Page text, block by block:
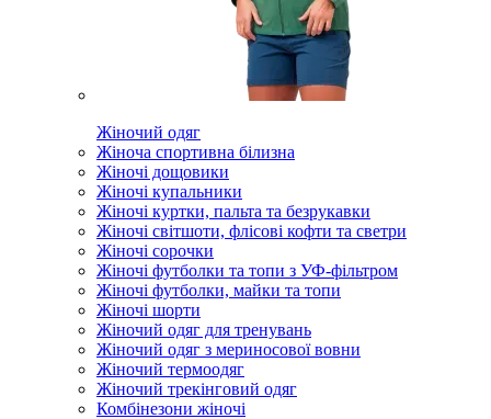
Жіночий одяг
Жіноча спортивна білизна
Жіночі дощовики
Жіночі купальники
Жіночі куртки, пальта та безрукавки
Жіночі світшоти, флісові кофти та светри
Жіночі сорочки
Жіночі футболки та топи з УФ-фільтром
Жіночі футболки, майки та топи
Жіночі шорти
Жіночий одяг для тренувань
Жіночий одяг з мериносової вовни
Жіночий термоодяг
Жіночий трекінговий одяг
Комбінезони жіночі